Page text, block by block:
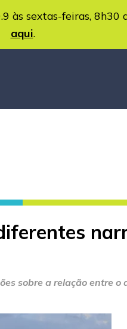
às sextas-feiras, 8h30
aqui.
sobre a relação entre